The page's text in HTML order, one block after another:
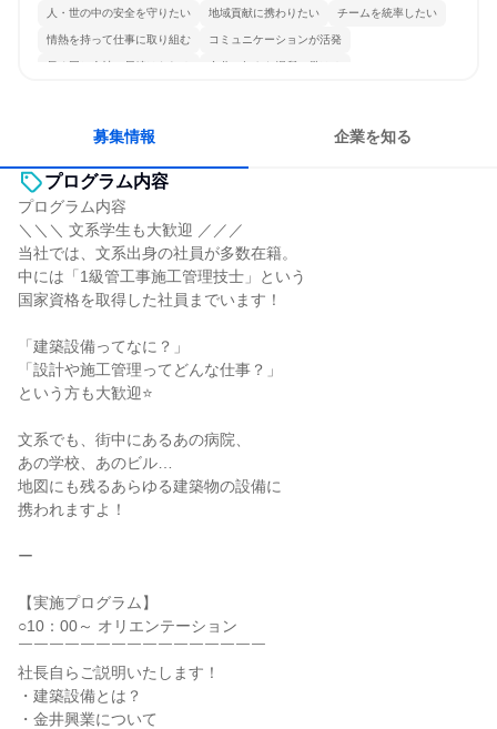
人・世の中の安全を守りたい 地域貢献に携わりたい チームを統率したい
情熱を持って仕事に取り組む コミュニケーションが活発
長く同じ会社に居続けられる 自分の好きな場所で働ける
募集情報 企業を知る
プログラム内容
プログラム内容
＼＼＼ 文系学生も大歓迎 ／／／
当社では、文系出身の社員が多数在籍。
中には「1級管工事施工管理技士」という
国家資格を取得した社員までいます！
「建築設備ってなに？」
「設計や施工管理ってどんな仕事？」
という方も大歓迎⭐
文系でも、街中にあるあの病院、
あの学校、あのビル…
地図にも残るあらゆる建築物の設備に
携われますよ！
ー
【実施プログラム】
○10：00～ オリエンテーション
￣￣￣￣￣￣￣￣￣￣￣￣￣￣￣￣
社長自らご説明いたします！
・建築設備とは？
・金井興業について